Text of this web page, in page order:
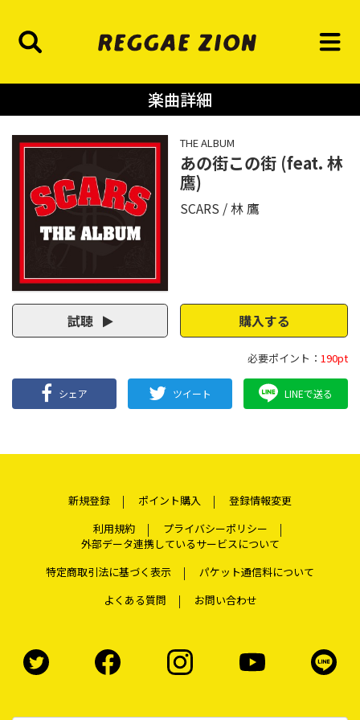
楽曲詳細
THE ALBUM
あの街この街 (feat. 林
鷹)
SCARS 林 鷹
試聴 購入する
必要ポイント： 190pt
シェア ツイート LINEで送る
新規登録 ポイント購入
登録情報変更
利用規約
プライバシーポリシー
外部データ連携しているサービスについて
特定商取引法に基づく表示
パケット通信料について
よくある質問
お問い合わせ